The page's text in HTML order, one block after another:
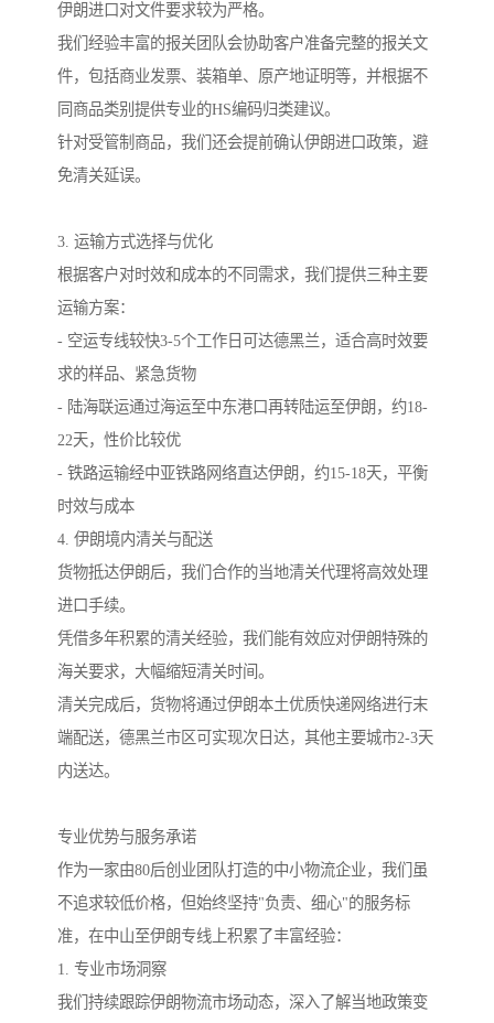
伊朗进口对文件要求较为严格。
我们经验丰富的报关团队会协助客户准备完整的报关文
件，包括商业发票、装箱单、原产地证明等，并根据不
同商品类别提供专业的HS编码归类建议。
针对受管制商品，我们还会提前确认伊朗进口政策，避
免清关延误。
3. 运输方式选择与优化
根据客户对时效和成本的不同需求，我们提供三种主要
运输方案：
- 空运专线较快3-5个工作日可达德黑兰，适合高时效要
求的样品、紧急货物
- 陆海联运通过海运至中东港口再转陆运至伊朗，约18-
22天，性价比较优
- 铁路运输经中亚铁路网络直达伊朗，约15-18天，平衡
时效与成本
4. 伊朗境内清关与配送
货物抵达伊朗后，我们合作的当地清关代理将高效处理
进口手续。
凭借多年积累的清关经验，我们能有效应对伊朗特殊的
海关要求，大幅缩短清关时间。
清关完成后，货物将通过伊朗本土优质快递网络进行末
端配送，德黑兰市区可实现次日达，其他主要城市2-3天
内送达。
专业优势与服务承诺
作为一家由80后创业团队打造的中小物流企业，我们虽
不追求较低价格，但始终坚持"负责、细心"的服务标
准，在中山至伊朗专线上积累了丰富经验：
1. 专业市场洞察
我们持续跟踪伊朗物流市场动态，深入了解当地政策变